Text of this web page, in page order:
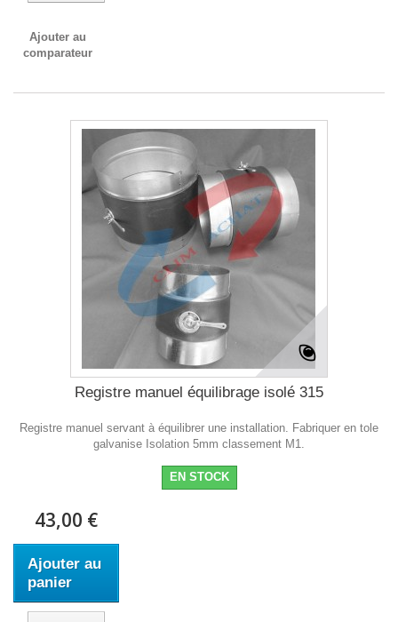
Ajouter au
comparateur
Registre manuel équilibrage isolé 315
Registre manuel servant à équilibrer une installation. Fabriquer en tole
galvanise Isolation 5mm classement M1.
EN STOCK
43,00 €
Ajouter au
panier